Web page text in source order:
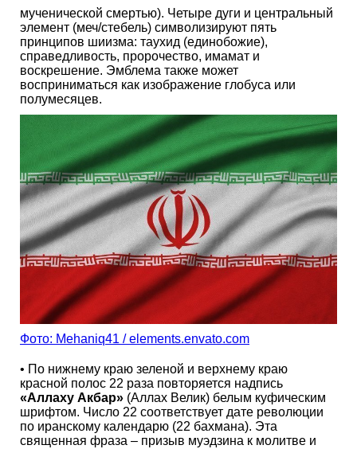
мученической смертью). Четыре дуги и центральный
элемент (меч/стебель) символизируют пять
принципов шиизма: таухид (единобожие),
справедливость, пророчество, имамат и
воскрешение. Эмблема также может
восприниматься как изображение глобуса или
полумесяцев.
Фото: Mehaniq41 / elements.envato.com
• По нижнему краю зеленой и верхнему краю
красной полос 22 раза повторяется надпись
«Аллаху Акбар» (Аллах Велик) белым куфическим
шрифтом. Число 22 соответствует дате революции
по иранскому календарю (22 бахмана). Эта
священная фраза – призыв муэдзина к молитве и